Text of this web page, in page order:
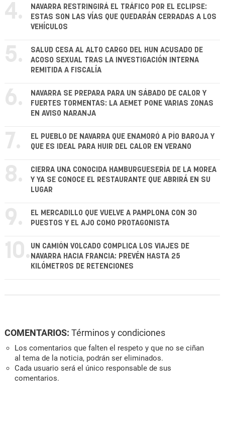
4.
NAVARRA RESTRINGIRÁ EL TRÁFICO POR EL ECLIPSE:
ESTAS SON LAS VÍAS QUE QUEDARÁN CERRADAS A LOS
VEHÍCULOS
5.
SALUD CESA AL ALTO CARGO DEL HUN ACUSADO DE
ACOSO SEXUAL TRAS LA INVESTIGACIÓN INTERNA
REMITIDA A FISCALÍA
6.
NAVARRA SE PREPARA PARA UN SÁBADO DE CALOR Y
FUERTES TORMENTAS: LA AEMET PONE VARIAS ZONAS
EN AVISO NARANJA
7.
EL PUEBLO DE NAVARRA QUE ENAMORÓ A PÍO BAROJA Y
QUE ES IDEAL PARA HUIR DEL CALOR EN VERANO
8.
CIERRA UNA CONOCIDA HAMBURGUESERÍA DE LA MOREA
Y YA SE CONOCE EL RESTAURANTE QUE ABRIRÁ EN SU
LUGAR
9.
EL MERCADILLO QUE VUELVE A PAMPLONA CON 30
PUESTOS Y EL AJO COMO PROTAGONISTA
10. UN CAMIÓN VOLCADO COMPLICA LOS VIAJES DE
NAVARRA HACIA FRANCIA: PREVÉN HASTA 25
KILÓMETROS DE RETENCIONES
COMENTARIOS: Términos y condiciones
Los comentarios que falten el respeto y que no se ciñan
al tema de la noticia, podrán ser eliminados.
Cada usuario será el único responsable de sus
comentarios.